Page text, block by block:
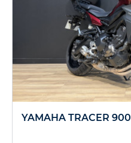
YAMAHA TRACER 900